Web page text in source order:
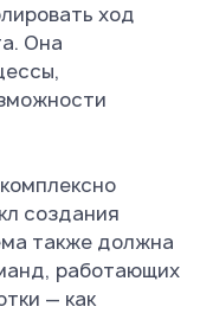
ход
Она
создания
также должна
работающих
— как